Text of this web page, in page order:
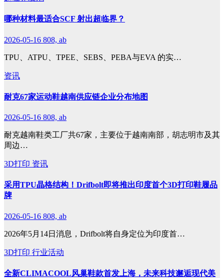
哪种材料最适合SCF 射出超临界？
2026-05-16 808, ab
TPU、ATPU、TPEE、SEBS、PEBA与EVA 的实…
资讯
耐克67家运动鞋越南供应链企业分布地图
2026-05-16 808, ab
耐克越南鞋类工厂共67家，主要位于越南南部，胡志明市及其
周边…
3D打印 资讯
采用TPU晶格结构！Drifbolt即将推出印度首个3D打印鞋履品
牌
2026-05-16 808, ab
2026年5月14日消息，Drifbolt将自身定位为印度首…
3D打印 行业活动
全新CLIMACOOL风巢鞋款首发上海，未来科技邂逅现代美